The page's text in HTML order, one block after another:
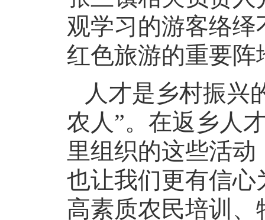
观学习的游客络
红色旅游的重要阵
人才是乡村振兴
农人”。在返乡人
里组织的这些活
也让我们更有信心
高素质农民培训